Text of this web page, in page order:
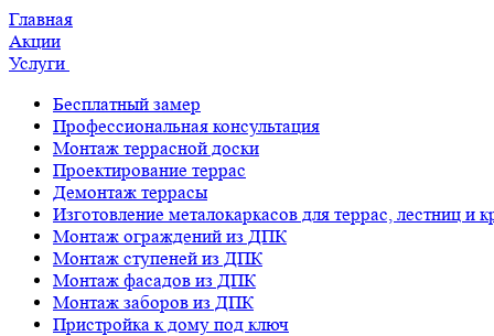
Главная
Акции
Услуги
Бесплатный замер
Профессиональная консультация
Монтаж террасной доски
Проектирование террас
Демонтаж террасы
Изготовление металокаркасов для террас, лестниц и
Монтаж ограждений из ДПК
Монтаж ступеней из ДПК
Монтаж фасадов из ДПК
Монтаж заборов из ДПК
Пристройка к дому под ключ